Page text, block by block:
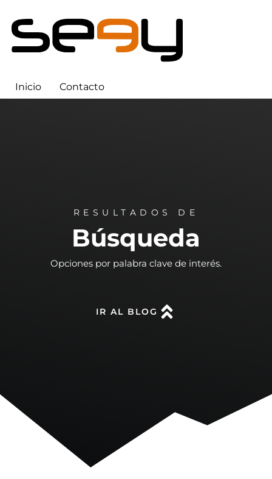
Inicio Contacto
RESULTADOS DE
Búsqueda
Opciones por palabra clave de interés.
IR AL BLOG